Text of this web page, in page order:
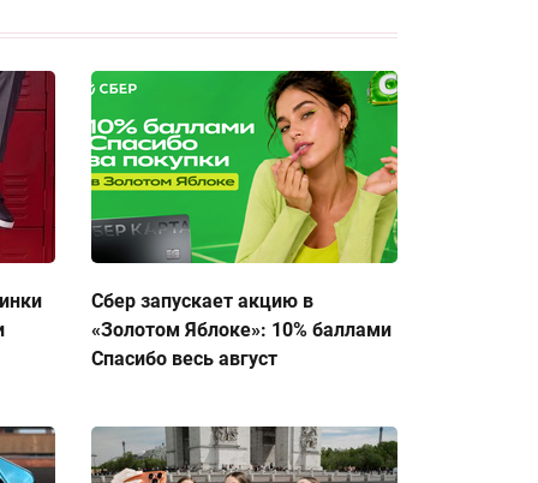
Сбер запускает акцию в
«Золотом Яблоке»: 10% баллами
Спасибо весь август